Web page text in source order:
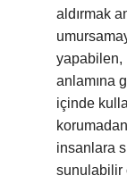
aldırmak
yapabilen,
anlamına
içinde
insanlara
sunulabilir